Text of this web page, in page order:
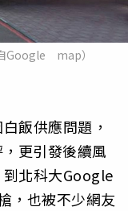
Google map）
飯供應問題，
更引發後續風
北科大Google
，也被不少網友